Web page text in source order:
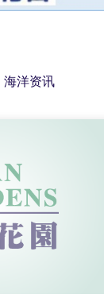
海洋资讯